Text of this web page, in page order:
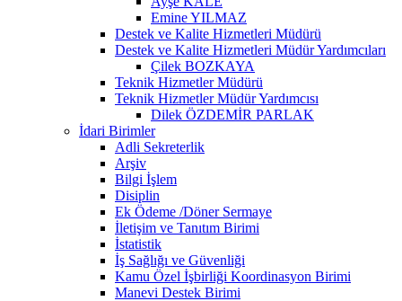
Emine YILMAZ
Destek ve Kalite Hizmetleri Müdürü
Destek ve Kalite Hizmetleri Müdür Yardımcıları
Çilek BOZKAYA
Teknik Hizmetler Müdürü
Teknik Hizmetler Müdür Yardımcısı
Dilek ÖZDEMİR PARLAK
İdari Birimler
Adli Sekreterlik
Arşiv
Bilgi İşlem
Disiplin
Ek Ödeme /Döner Sermaye
İletişim ve Tanıtım Birimi
İstatistik
İş Sağlığı ve Güvenliği
Kamu Özel İşbirliği Koordinasyon Birimi
Manevi Destek Birimi